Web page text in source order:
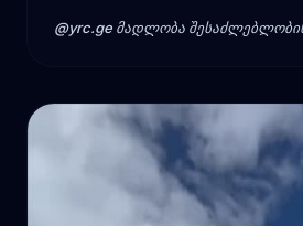
@yrc.ge მადლობა